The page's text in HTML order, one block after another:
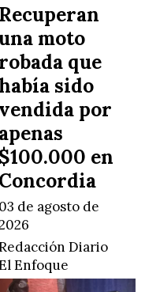
Recuperan
moto
robada que
había sido
vendida por
apenas
$100.000 en
Concordia
Diario
Enfoque
03 de agosto de